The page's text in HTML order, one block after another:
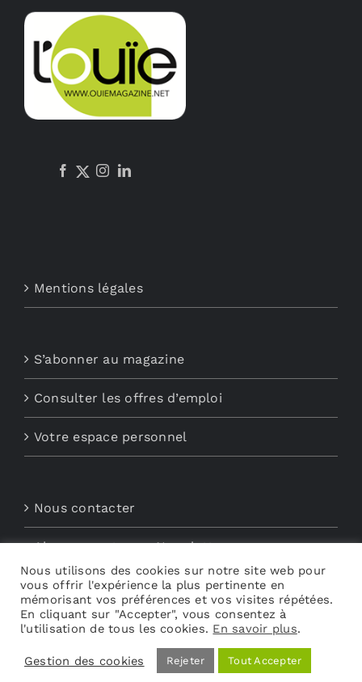
Mentions légales
S’abonner au magazine
Consulter les offres d’emploi
Votre espace personnel
Nous contacter
Abonnements aux Newsletters
Découvrez My Audio
Nous utilisons des cookies sur notre site web pour
vous offrir l'expérience la plus pertinente en
mémorisant vos préférences et vos visites répétées.
En cliquant sur "Accepter", vous consentez à
l'utilisation de tous les cookies. En savoir plus.
Gestion des cookies Rejeter Tout Accepter